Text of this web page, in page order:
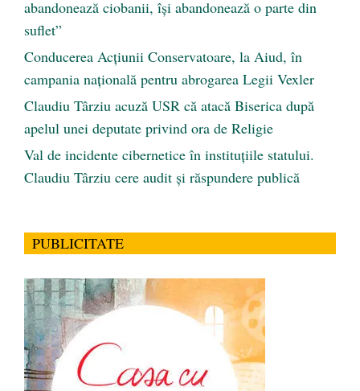
abandonează ciobanii, își abandonează o parte din
suflet”
Conducerea Acțiunii Conservatoare, la Aiud, în
campania națională pentru abrogarea Legii Vexler
Claudiu Târziu acuză USR că atacă Biserica după
apelul unei deputate privind ora de Religie
Val de incidente cibernetice în instituțiile statului.
Claudiu Târziu cere audit și răspundere publică
PUBLICITATE